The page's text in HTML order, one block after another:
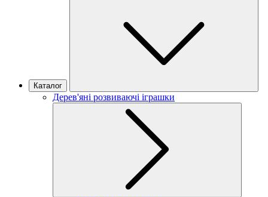
Каталог
Дерев'яні розвиваючі іграшки